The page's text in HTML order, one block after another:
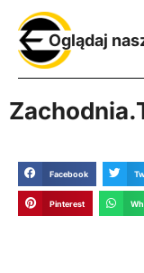
Oglądaj
Facebook
Pinterest